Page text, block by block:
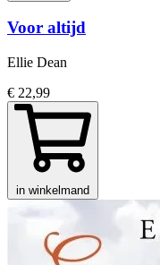
Voor altijd
Ellie Dean
€ 22,99
in winkelmand